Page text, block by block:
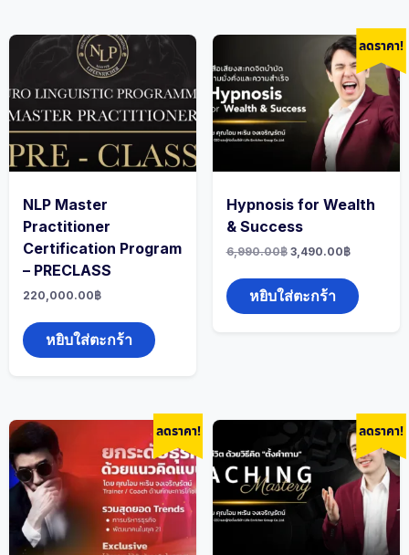
NLP Master
Practitioner
Certification Program
– PRECLASS
220,000.00฿
หยิบใส่ตะกร้า
ลดราคา!
Hypnosis for Wealth
& Success
6,990.00฿ Original
was:
6,990.00฿.
3,490.00฿Current
is:
3,490.00
หยิบใส่ตะกร้า
ลดราคา! ลดราคา!